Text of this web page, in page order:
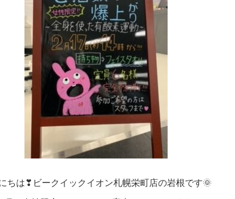
ちは❣ビークイックイオン札幌栄町店の岩根です🌞